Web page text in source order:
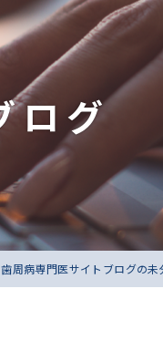
ログ
歯周病専門医サイトブログの未